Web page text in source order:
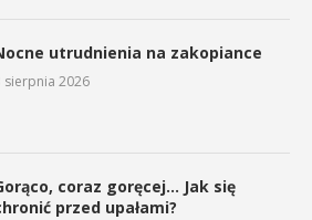
utrudnienia na zakopiance
sierpnia 2026
coraz goręcej… Jak się
przed upałami?